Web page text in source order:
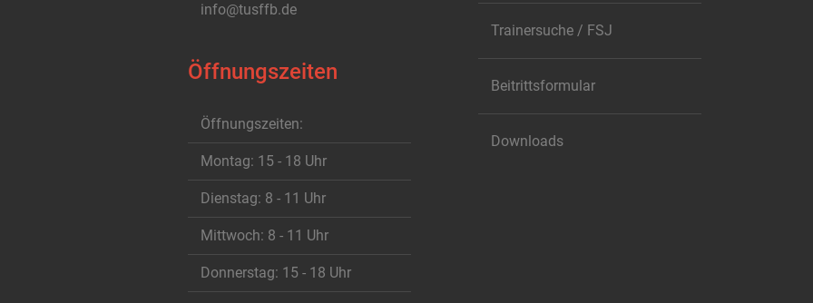
info@tusffb.de
Öffnungszeiten
Öffnungszeiten:
Montag: 15 - 18 Uhr
Dienstag: 8 - 11 Uhr
Mittwoch: 8 - 11 Uhr
Donnerstag: 15 - 18 Uhr
Trainersuche / FSJ
Beitrittsformular
Downloads